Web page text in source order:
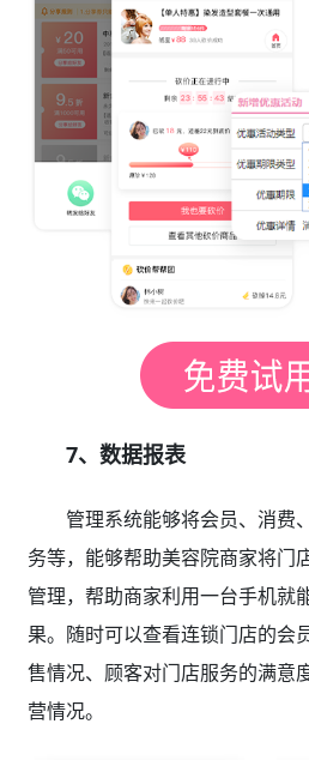
7、数据报表
管理系统能够将会员、消费
务等，能够帮助美容院商家将门
管理，帮助商家利用一台手机就
果。随时可以查看连锁门店的会
售情况、顾客对门店服务的满意
营情况。